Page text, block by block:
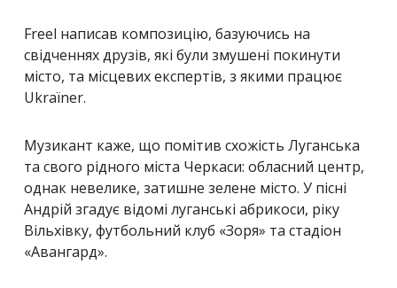
Freel написав композицію, базуючись на
свідченнях друзів, які були змушені покинути
місто, та місцевих експертів, з якими працює
Ukraїner.
Музикант каже, що помітив схожість Луганська
та свого рідного міста Черкаси: обласний центр,
однак невелике, затишне зелене місто. У пісні
Андрій згадує відомі луганські абрикоси, ріку
Вільхівку, футбольний клуб «Зоря» та стадіон
«Авангард».